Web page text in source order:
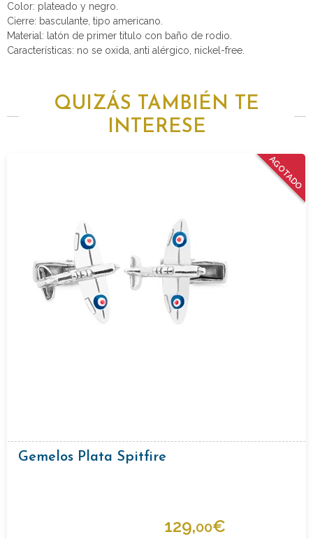
Color: plateado y negro.
Cierre: basculante, tipo americano.
Material: latón de primer titulo con baño de rodio.
Características: no se oxida, anti alérgico, nickel-free.
QUIZÁS TAMBIÉN TE
INTERESE
AGOTADO
Gemelos Plata Spitfire
129,00€